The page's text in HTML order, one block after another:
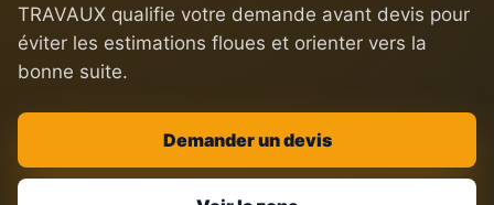
TRAVAUX qualifie votre demande avant devis pour
éviter les estimations floues et orienter vers la
bonne suite.
Demander un devis